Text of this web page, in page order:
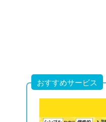
おすすめサービス